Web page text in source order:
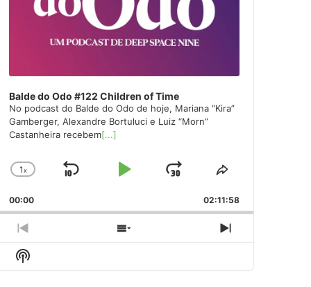
Balde do Odo #122 Children of Time
No podcast do Balde do Odo de hoje, Mariana “Kira”
Gamberger, Alexandre Bortuluci e Luiz “Morn”
Castanheira recebem[...]
Change
Rate
1x
Skip
Play
Jump
Forward
Share
Episode
00:00 02:11:58
Previous
Episode
Show
Episodes
Next
Episode
Show
Podcast